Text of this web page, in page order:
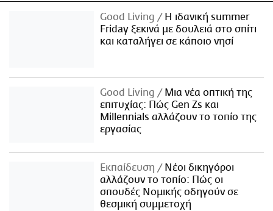
Good Living
Η ιδανική summer
Friday ξεκινά με δουλειά στο σπίτι
και καταλήγει σε κάποιο νησί
Good Living
Μια νέα οπτική της
επιτυχίας: Πώς Gen Zs και
Millennials αλλάζουν το τοπίο της
εργασίας
Εκπαίδευση
Νέοι δικηγόροι
αλλάζουν το τοπίο: Πώς οι
σπουδές Νομικής οδηγούν σε
θεσμική συμμετοχή